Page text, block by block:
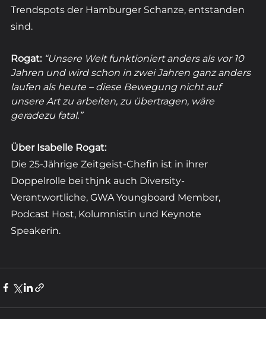
Trendspots der Hamburger Schanze, entstanden
sind.
Rogat: “Unsere Welt funktioniert anders als vor 10
Jahren und wird schon in zwei Jahren ganz anders
laufen als heute – diese Bewegung nicht auf
unsere Art zu arbeiten, zu übertragen, wäre
geradezu fatal.”
Über Isabelle Rogat:
Die 25-Jährige Zeitgeist-Chefin ist in ihrer
Doppelrolle bei thjnk auch Diversity-
Verantwortliche, GWA Youngboard Member,
Podcast Host, Kolumnistin und Keynote
Speakerin.